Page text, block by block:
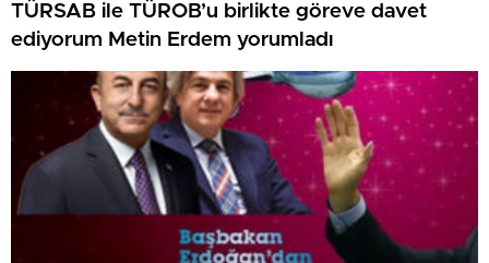
TÜRSAB ile TÜROB’u birlikte göreve davet
ediyorum Metin Erdem yorumladı